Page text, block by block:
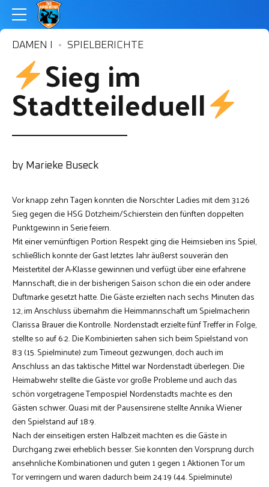
DAMEN I SPIELBERICHTE
Sieg im
Stadtteileduell
by Marieke Buseck
Vor knapp zehn Tagen konnten die Norschter Ladies mit dem 31:26
Sieg gegen die HSG Dotzheim/Schierstein den fünften doppelten
Punktgewinn in Serie feiern.
Mit einer vernünftigen Portion Respekt ging die Heimsieben ins Spiel,
schließlich konnte der Gast letztes Jahr äußerst souverän den
Meistertitel der A-Klasse gewinnen und verfügt über eine erfahrene
Mannschaft, die in der bisherigen Saison schon die ein oder andere
Duftmarke gesetzt hatte. Die Gäste erzielten nach sechs Minuten das
1:2, im Anschluss übernahm die Heimmannschaft um Spielmacherin
Clarissa Brauer die Kontrolle. Nordenstadt erzielte fünf Treffer in Folge,
stellte so auf 6:2. Die Kombinierten sahen sich beim Spielstand von
8:3 (15. Spielminute) zum Timeout gezwungen, doch auch im
Anschluss an das taktische Mittel war Nordenstadt überlegen. Die
Heimabwehr stellte die Gäste vor große Probleme und auch das
schön vorgetragene Tempospiel Nordenstadts machte es den
Gästen schwer. Quasi mit der Pausensirene stellte Annika Wiener
den Spielstand auf 18:9.
Nach der einseitigen ersten Halbzeit machten es die Gäste in
Durchgang zwei erheblich besser. Sie konnten den Vorsprung durch
ansehnliche Kombinationen und guten 1 gegen 1 Aktionen Tor um
Tor verringern und waren dadurch beim 24:19 (44. Spielminute)